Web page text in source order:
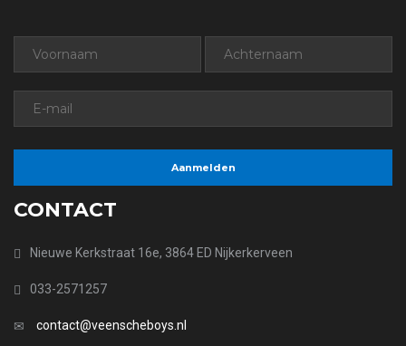
CONTACT
Nieuwe Kerkstraat 16e, 3864 ED Nijkerkerveen
033-2571257
contact@veenscheboys.nl